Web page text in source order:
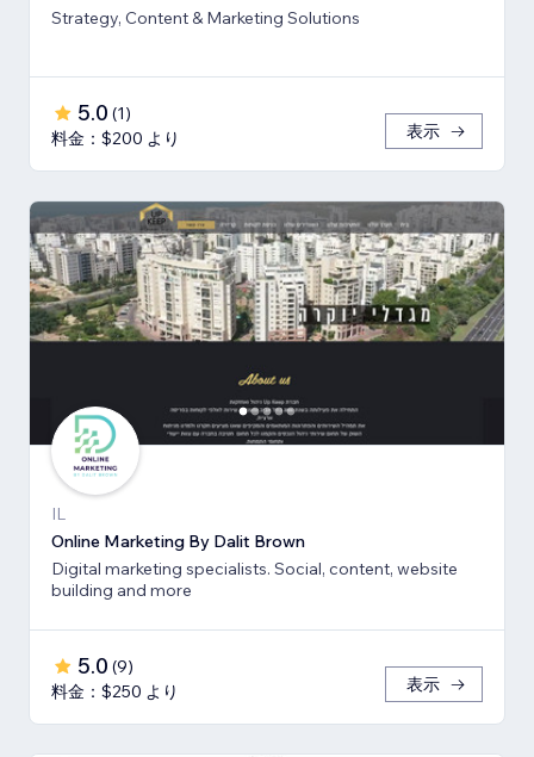
Strategy, Content & Marketing Solutions
5.0 (1)
料金：$200 より
表示
IL
Online Marketing By Dalit Brown
Digital marketing specialists. Social, content, website
building and more
5.0 (9)
料金：$250 より
表示